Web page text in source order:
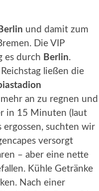
und damit zum
Die VIP
es durch Berlin.
ließen die
an zu regnen und
in 15 Minuten (laut
ergossen, suchten wir
versorgt
– aber eine nette
Kühle Getränke
Nach einer